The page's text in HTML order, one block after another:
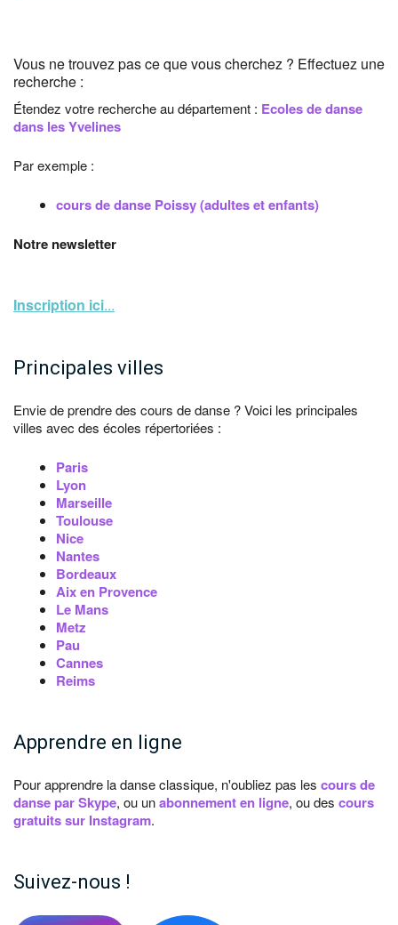
Vous ne trouvez pas ce que vous cherchez ? Effectuez une
recherche :
Étendez votre recherche au département : Ecoles de danse
dans les Yvelines
Par exemple :
cours de danse Poissy (adultes et enfants)
Notre newsletter
Inscription ici...
Principales villes
Envie de prendre des cours de danse ? Voici les principales
villes avec des écoles répertoriées :
Paris
Lyon
Marseille
Toulouse
Nice
Nantes
Bordeaux
Aix en Provence
Le Mans
Metz
Pau
Cannes
Reims
Apprendre en ligne
Pour apprendre la danse classique, n'oubliez pas les cours de
danse par Skype, ou unabonnement en ligne, ou des cours
gratuits sur Instagram.
Suivez-nous !